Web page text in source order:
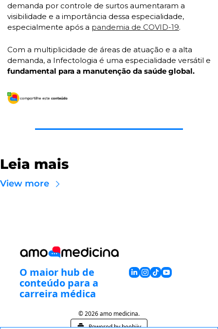
demanda por controle de surtos aumentaram a
visibilidade e a importância dessa especialidade,
especialmente após a pandemia de COVID-19.
Com a multiplicidade de áreas de atuação e a alta
demanda, a Infectologia é uma especialidade versátil e
fundamental para a manutenção da saúde global.
Leia mais
View more
O maior hub de
conteúdo para a
carreira médica
© 2026 amo medicina.
Powered by beehiiv